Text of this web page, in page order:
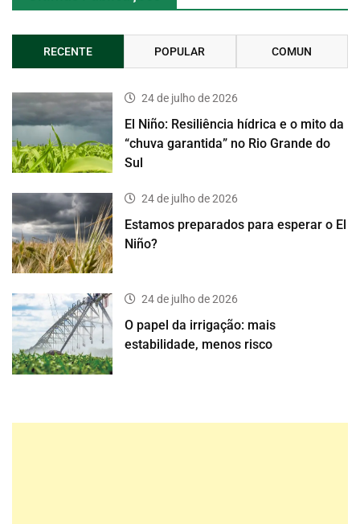
RECENTE POPULAR COMUN
24 de julho de 2026
El Niño: Resiliência hídrica e o mito da
“chuva garantida” no Rio Grande do
Sul
24 de julho de 2026
Estamos preparados para esperar o El
Niño?
24 de julho de 2026
O papel da irrigação: mais
estabilidade, menos risco